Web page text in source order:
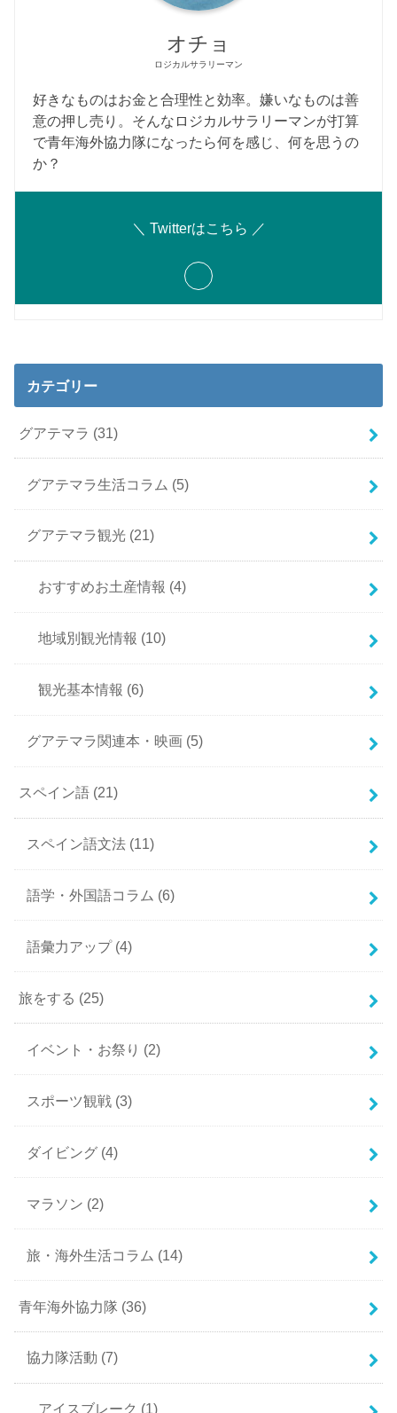
オチョ
ロジカルサラリーマン
好きなものはお金と合理性と効率。嫌いなものは善
意の押し売り。そんなロジカルサラリーマンが打算
で青年海外協力隊になったら何を感じ、何を思うの
か？
＼ Twitterはこちら ／
カテゴリー
グアテマラ (31)
グアテマラ生活コラム (5)
グアテマラ観光 (21)
おすすめお土産情報 (4)
地域別観光情報 (10)
観光基本情報 (6)
グアテマラ関連本・映画 (5)
スペイン語 (21)
スペイン語文法 (11)
語学・外国語コラム (6)
語彙力アップ (4)
旅をする (25)
イベント・お祭り (2)
スポーツ観戦 (3)
ダイビング (4)
マラソン (2)
旅・海外生活コラム (14)
青年海外協力隊 (36)
協力隊活動 (7)
アイスブレーク (1)